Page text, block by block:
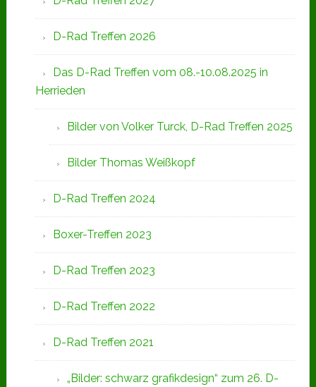
D-Rad Treffen 2026
Das D-Rad Treffen vom 08.-10.08.2025 in
Herrieden
Bilder von Volker Turck, D-Rad Treffen 2025
Bilder Thomas Weißkopf
D-Rad Treffen 2024
Boxer-Treffen 2023
D-Rad Treffen 2023
D-Rad Treffen 2022
D-Rad Treffen 2021
„Bilder: schwarz grafikdesign“ zum 26. D-